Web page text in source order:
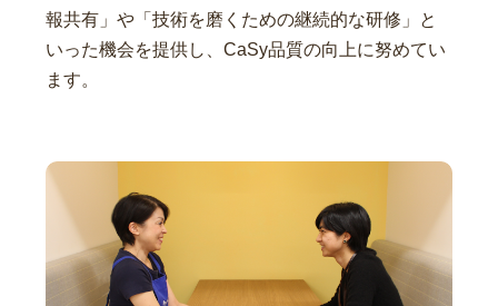
報共有」や「技術を磨くための継続的な研修」と
いった機会を提供し、CaSy品質の向上に努めてい
ます。